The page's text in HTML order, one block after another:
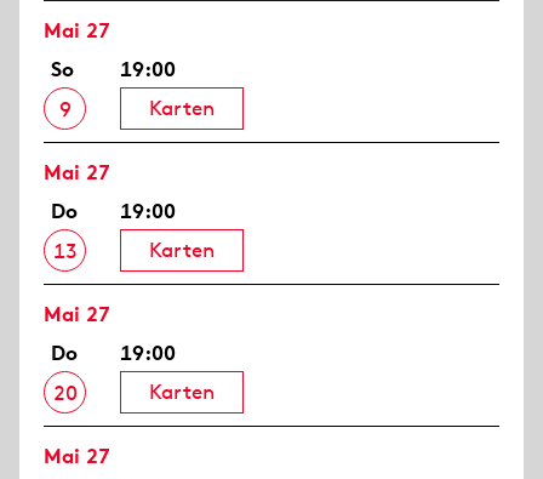
Mai 27
So
9
19:00
Karten
Mai 27
Do
13
19:00
Karten
Mai 27
Do
20
19:00
Karten
Mai 27